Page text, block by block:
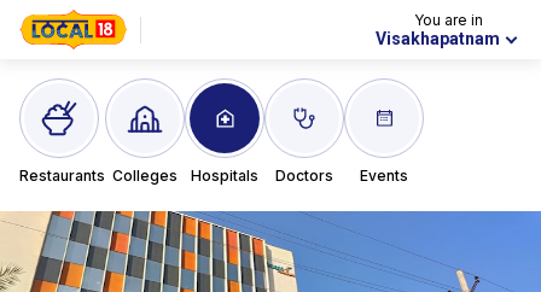
You are in
Visakhapatnam
Restaurants Colleges Hospitals Doctors Events